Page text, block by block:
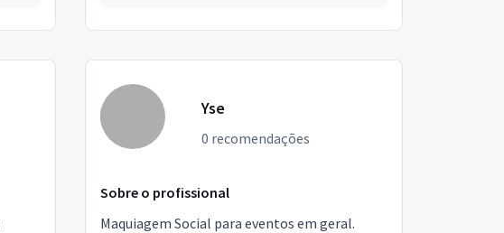
Yse
0 recomendações
Sobre o profissional
Maquiagem Social para eventos em geral.